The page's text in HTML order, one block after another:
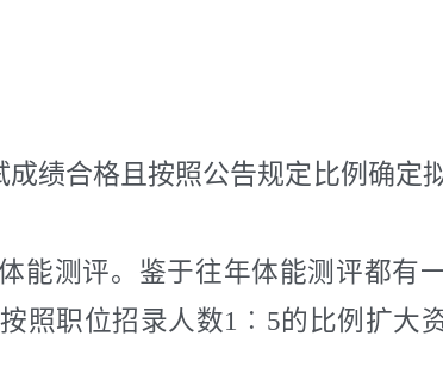
绩合格且按照公告规定比例确定
能测评。鉴于往年体能测评都有
照职位招录人数1 ︰ 5的比例扩大